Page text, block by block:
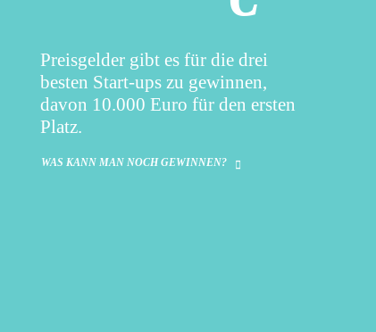
Preisgelder gibt es für die drei
besten Start-ups zu gewinnen,
davon 10.000 Euro für den ersten
Platz.
WAS KANN MAN NOCH GEWINNEN?